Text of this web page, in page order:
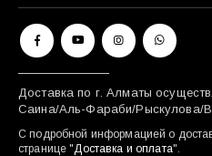
Доставка по г. Алматы
Саина/Аль-Фараби/Рыскулова/
С подробной информацией о
странице " Доставка и оплата".